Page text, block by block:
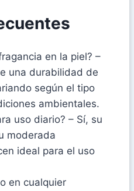
en la piel? –
una durabilidad de
según el tipo
ambientales.
uso diario? – Sí, su
moderada
ideal para el uso
en cualquier